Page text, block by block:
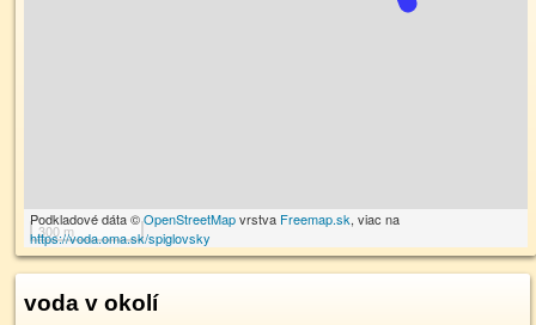
300 m
Podkladové dáta ©OpenStreetMapvrstva Freemap.sk, viac na
https://voda.oma.sk/spiglovsky
voda v okolí